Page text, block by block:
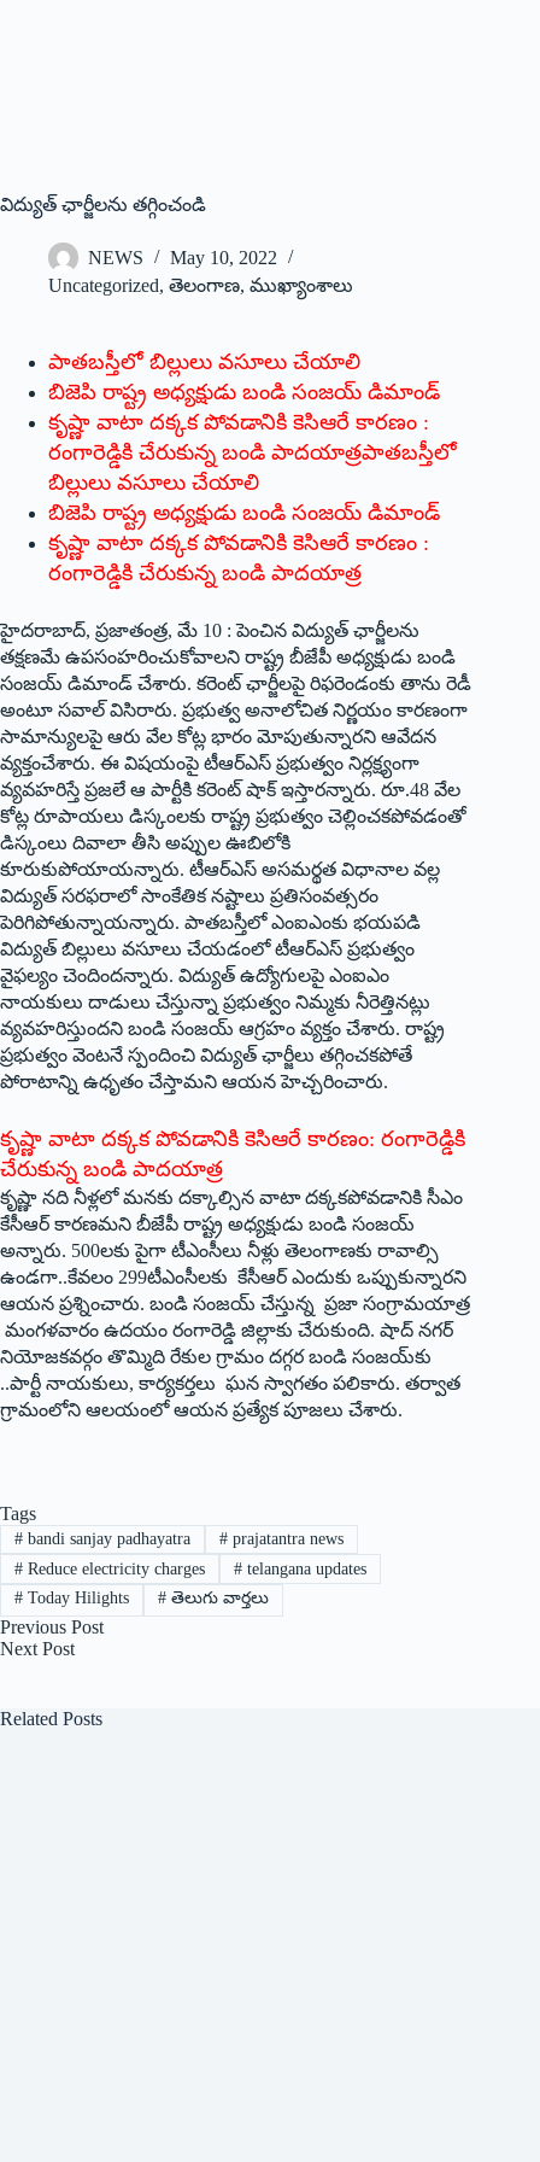
విద్యుత్‌ ‌ఛార్జీలను తగ్గించండి
NEWS
May 10, 2022
Uncategorized, తెలంగాణ, ముఖ్యాంశాలు
పాతబస్తీలో బిల్లులు వసూలు చేయాలి
బిజెపి రాష్ట్ర అధ్యక్షుడు బండి సంజయ్‌ ‌డిమాండ్‌
‌కృష్ణా వాటా దక్కక పోవడానికి కెసిఆరే కారణం :
రంగారెడ్డికి చేరుకున్న బండి పాదయాత్రపాతబస్తీలో
బిల్లులు వసూలు చేయాలి
బిజెపి రాష్ట్ర అధ్యక్షుడు బండి సంజయ్‌ ‌డిమాండ్‌
‌కృష్ణా వాటా దక్కక పోవడానికి కెసిఆరే కారణం :
రంగారెడ్డికి చేరుకున్న బండి పాదయాత్ర
హైదరాబాద్‌, ‌ప్రజాతంత్ర, మే 10 : పెంచిన విద్యుత్‌ ‌ఛార్జీలను
తక్షణమే ఉపసంహరించుకోవాలని రాష్ట్ర బీజేపీ అధ్యక్షుడు బండి
సంజయ్‌ ‌డిమాండ్‌ ‌చేశారు. కరెంట్‌ ‌ఛార్జీలపై రిఫరెండంకు తాను రెడీ
అంటూ సవాల్‌ ‌విసిరారు. ప్రభుత్వ అనాలోచిత నిర్ణయం కారణంగా
సామాన్యులపై ఆరు వేల కోట్ల భారం మోపుతున్నారని ఆవేదన
వ్యక్తంచేశారు. ఈ విషయంపై టీఆర్‌ఎస్‌ ‌ప్రభుత్వం నిర్లక్ష్యంగా
వ్యవహరిస్తే ప్రజలే ఆ పార్టీకి కరెంట్‌ ‌షాక్‌ ఇస్తారన్నారు. రూ.48 వేల
కోట్ల రూపాయలు డిస్కంలకు రాష్ట్ర ప్రభుత్వం చెల్లించకపోవడంతో
డిస్కంలు దివాలా తీసి అప్పుల ఊబిలోకి
కూరుకుపోయాయన్నారు. టీఆర్‌ఎస్‌ అసమర్థత విధానాల వల్ల
విద్యుత్‌ ‌సరఫరాలో సాంకేతిక నష్టాలు ప్రతిసంవత్సరం
పెరిగిపోతున్నాయన్నారు. పాతబస్తీలో ఎంఐఎంకు భయపడి
విద్యుత్‌ ‌బిల్లులు వసూలు చేయడంలో టీఆర్‌ఎస్‌ ‌ప్రభుత్వం
వైఫల్యం చెందిందన్నారు. విద్యుత్‌ ఉద్యోగులపై ఎంఐఎం
నాయకులు దాడులు చేస్తున్నా ప్రభుత్వం నిమ్మకు నీరెత్తినట్లు
వ్యవహరిస్తుందని బండి సంజయ్‌ ఆ‌గ్రహం వ్యక్తం చేశారు. రాష్ట్ర
ప్రభుత్వం వెంటనే స్పందించి విద్యుత్‌ ‌ఛార్జీలు తగ్గించకపోతే
పోరాటాన్ని ఉధృతం చేస్తామని ఆయన హెచ్చరించారు.
కృష్ణా వాటా దక్కక పోవడానికి కెసిఆరే కారణం: రంగారెడ్డికి
చేరుకున్న బండి పాదయాత్ర
కృష్ణా నది నీళ్లలో మనకు దక్కాల్సిన వాటా దక్కకపోవడానికి సీఎం
కేసీఆర్‌ ‌కారణమని బీజేపీ రాష్ట్ర అధ్యక్షుడు బండి సంజయ్‌
అన్నారు. 500లకు పైగా టీఎంసీలు నీళ్లు తెలంగాణకు రావాల్సి
ఉండగా..కేవలం 299టీఎంసీలకు కేసీఆర్‌ ఎం‌దుకు ఒప్పుకున్నారని
ఆయన ప్రశ్నించారు. బండి సంజయ్‌ ‌చేస్తున్న ప్రజా సంగ్రామయాత్ర
మంగళవారం ఉదయం రంగారెడ్డి జిల్లాకు చేరుకుంది. షాద్‌ ‌నగర్‌
‌నియోజకవర్గం తొమ్మిది రేకుల గ్రామం దగ్గర బండి సంజయ్‌కు
..పార్టీ నాయకులు, కార్యకర్తలు ఘన స్వాగతం పలికారు. తర్వాత
గ్రామంలోని ఆలయంలో ఆయన ప్రత్యేక పూజలు చేశారు.
Tags
#bandi sanjay padhayatra #prajatantra news
#Reduce electricity charges #telangana updates
#Today Hilights #తెలుగు వార్తలు
Previous Post
Next Post
Related Posts